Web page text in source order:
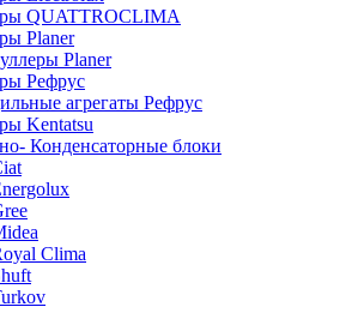
QUATTROCLIMA
Planer
Planer
Рефрус
агрегаты Рефрус
Kentatsu
Конденсаторные блоки
Clima